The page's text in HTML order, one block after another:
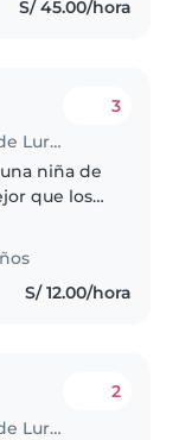
con
S/ 45.00/hora
Niñera en San Juan de Lurigancho
3
niña de
que los
su
con
Cuido
S/ 12.00/hora
Niñera en San Juan de Lurigancho
2